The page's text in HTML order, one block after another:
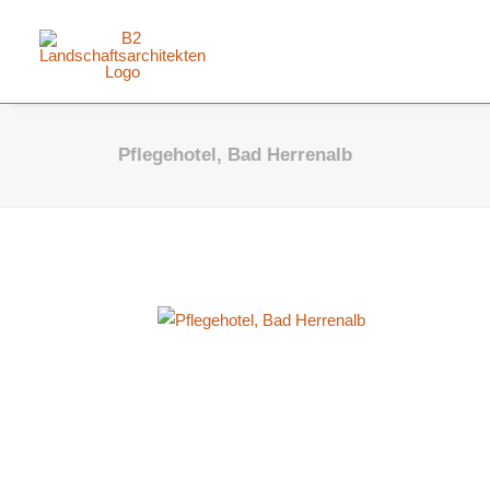
Pflegehotel, Bad Herrenalb